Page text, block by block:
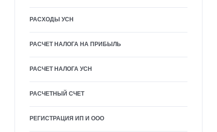
РАСХОДЫ УСН
РАСЧЕТ НАЛОГА НА ПРИБЫЛЬ
РАСЧЕТ НАЛОГА УСН
РАСЧЕТНЫЙ СЧЕТ
РЕГИСТРАЦИЯ ИП И ООО